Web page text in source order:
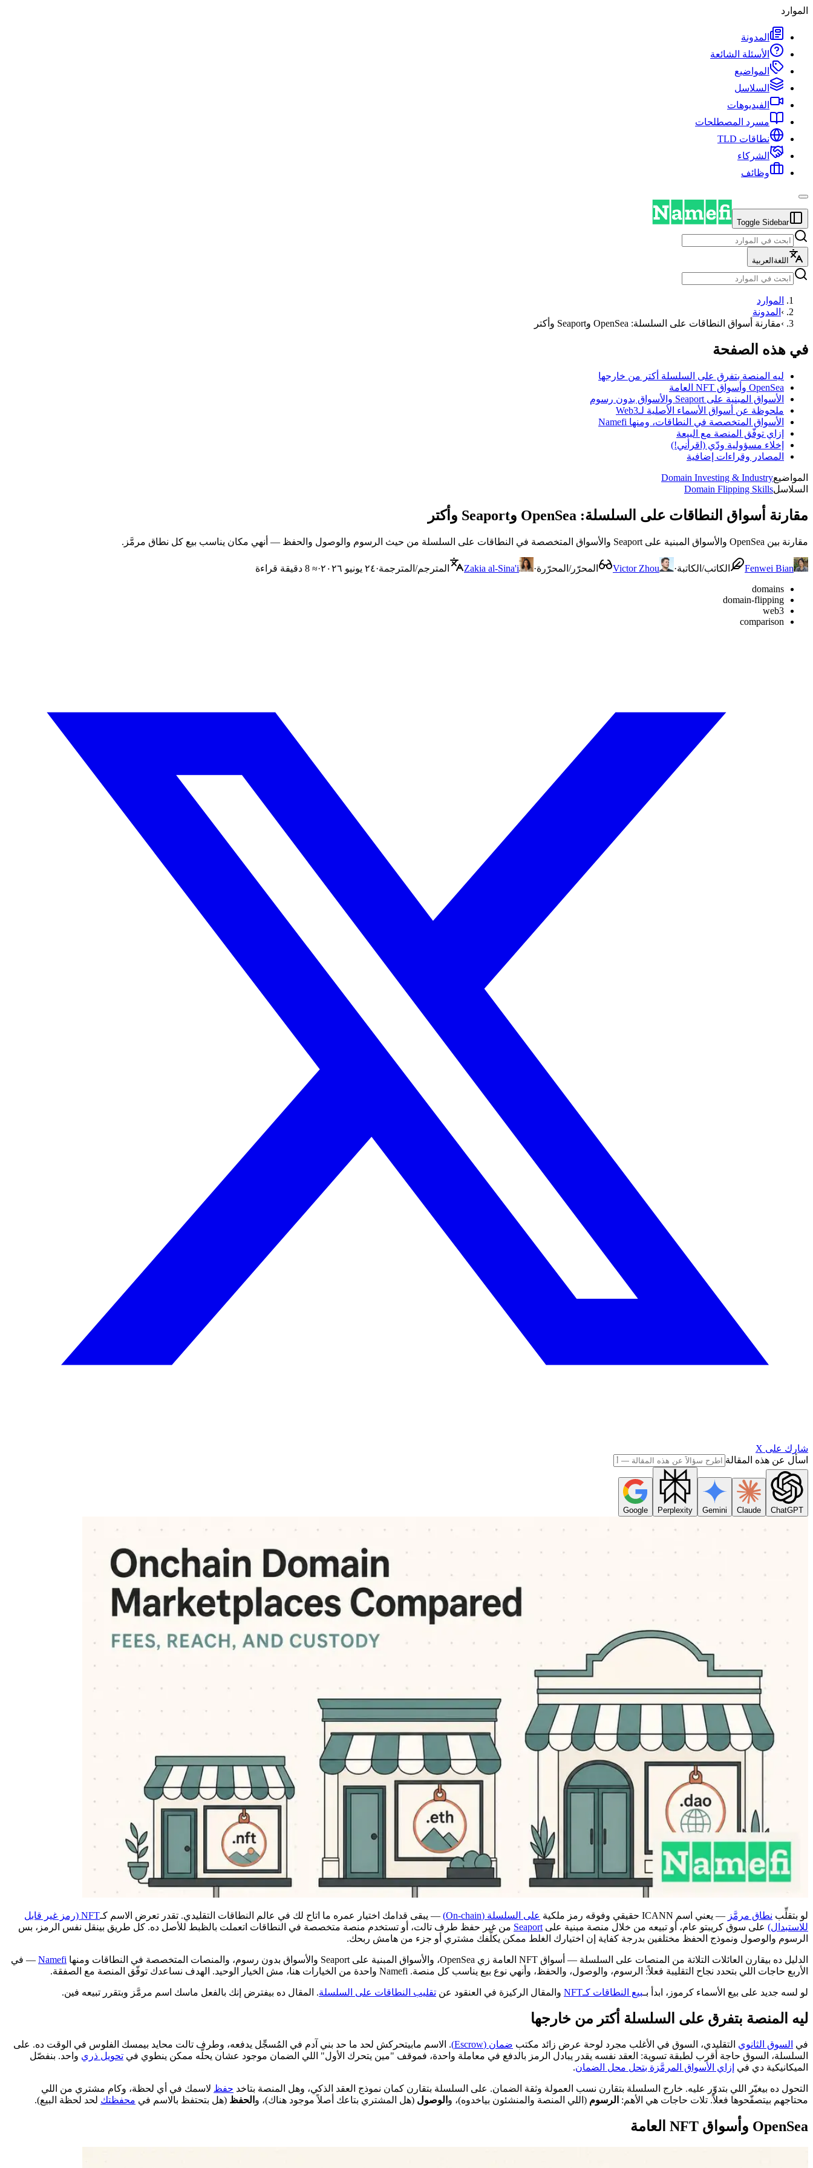
الموارد
المدونة
الأسئلة الشائعة
المواضيع
السلاسل
الفيديوهات
مسرد المصطلحات
نطاقات TLD
الشركاء
وظائف
Toggle Sidebar
اللغة العربية
الموارد
› المدونة
›مقارنة أسواق النطاقات على السلسلة: OpenSea وSeaport وأكتر
في هذه الصفحة
ليه المنصة بتفرق على السلسلة أكتر من خارجها
OpenSea وأسواق NFT العامة
الأسواق المبنية على Seaport والأسواق بدون رسوم
ملحوظة عن أسواق الأسماء الأصلية لـWeb3
الأسواق المتخصصة في النطاقات، ومنها Namefi
إزاي توفّق المنصة مع البيعة
إخلاء مسؤولية ودّي (اقرأني!)
المصادر وقراءات إضافية
المواضيعDomain Investing & Industry
السلاسلDomain Flipping Skills
مقارنة أسواق النطاقات على السلسلة: OpenSea وSeaport وأكتر
مقارنة بين OpenSea والأسواق المبنية على Seaport والأسواق المتخصصة في النطاقات على السلسلة من حيث الرسوم والوصول والحفظ — أنهي مكان يناسب بيع كل نطاق مرمَّز.
Fenwei Bian الكاتب/الكاتبة·
Victor Zhou المحرّر/المحرّرة·
Zakia al-Sina'i المترجم/المترجمة·٢٤ يونيو ٢٠٢٦ ·≈ 8 دقيقة قراءة
domains
domain-flipping
web3
comparison
شارك على X
اسأل عن هذه المقالة
ChatGPT
Claude
Gemini
Perplexity
Google
لو بتقلِّب نطاق مرمَّز — يعني اسم ICANN حقيقي وفوقه رمز ملكية على السلسلة (On-chain) — يبقى قدامك اختيار عمره ما اتاح لك في عالم النطاقات التقليدي. تقدر تعرض الاسم كـ
NFT (رمز غير قابل
للاستبدال) على سوق كريبتو عام، أو تبيعه من خلال منصة مبنية على Seaport من غير حفظ طرف تالت، أو تستخدم منصة متخصصة في النطاقات اتعملت بالظبط للأصل ده. كل طريق بينقل نفس الرمز، بس
الرسوم والوصول ونموذج الحفظ مختلفين بدرجة كفاية إن اختيارك الغلط ممكن يكلّفك مشتري أو جزء من هامش ربحك.
الدليل ده بيقارن العائلات التلاتة من المنصات على السلسلة — أسواق NFT العامة زي OpenSea، والأسواق المبنية على Seaport والأسواق بدون رسوم، والمنصات المتخصصة في النطاقات ومنها Namefi — في
الأربع حاجات اللي بتحدد نجاح التقليبة فعلاً: الرسوم، والوصول، والحفظ، وأنهي نوع بيع يناسب كل منصة. Namefi واحدة من الخيارات هنا، مش الخيار الوحيد. الهدف نساعدك توفّق المنصة مع الصفقة.
لو لسه جديد على بيع الأسماء كرموز، ابدأ بـبيع النطاقات كـNFT والمقال الركيزة في العنقود عن تقليب النطاقات على السلسلة. المقال ده بيفترض إنك بالفعل ماسك اسم مرمَّز وبتقرر تبيعه فين.
ليه المنصة بتفرق على السلسلة أكتر من خارجها
في السوق الثانوي التقليدي، السوق في الأغلب مجرد لوحة عرض زائد مكتب ضمان (Escrow)
. الاسم مابيتحركش لحد ما حد بني آدم في المُسجِّل يدفعه، وطرف تالت محايد بيمسك الفلوس في الوقت ده. على
السلسلة، السوق حاجة أقرب لطبقة تسوية: العقد نفسه يقدر يبادل الرمز بالدفع في معاملة واحدة، فموقف "مين يتحرك الأول" اللي الضمان موجود عشان يحلّه ممكن ينطوي في تحويل ذري واحد. بنفصّل
الميكانيكية دي في إزاي الأسواق المرمَّزة بتحل محل الضمان.
التحول ده بيغيّر اللي بتدوّر عليه. خارج السلسلة بتقارن نسب العمولة وثقة الضمان. على السلسلة بتقارن كمان نموذج العقد الذكي، وهل المنصة بتاخد حفظ لاسمك في أي لحظة، وكام مشتري من اللي
محتاجهم بيتصفّحوها فعلاً. تلات حاجات هي الأهم: الرسوم (اللي المنصة والمنشئون بياخدوه)، و الوصول (هل المشتري بتاعك أصلاً موجود هناك)، و الحفظ (هل بتحتفظ بالاسم في محفظتك لحد لحظة البيع).
OpenSea وأسواق NFT العامة